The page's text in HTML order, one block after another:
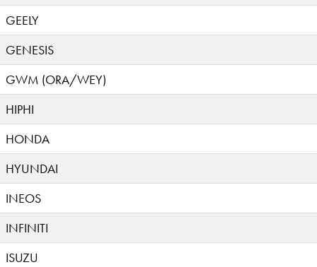
GEELY
GENESIS
GWM (ORA/WEY)
HIPHI
HONDA
HYUNDAI
INEOS
INFINITI
ISUZU